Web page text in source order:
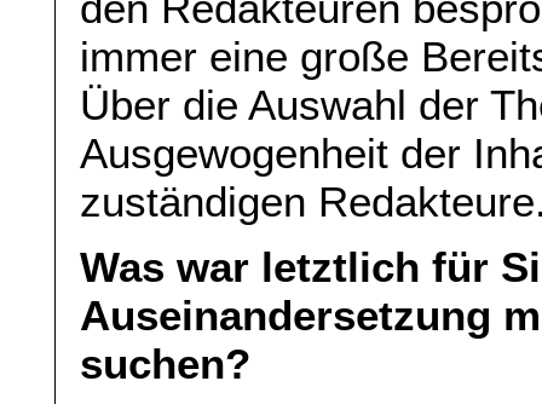
immer eine große
Über die Auswahl der
Ausgewogenheit der
zuständigen
Was war letztlich für
Auseinandersetzung
suchen?